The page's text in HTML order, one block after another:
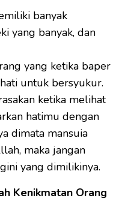
banyak
yang banyak, dan
yang ketika baper
untuk bersyukur.
ketika melihat
hatimu dengan
dimata mansuia
maka jangan
yang dimilikinya.
Kenikmatan Orang